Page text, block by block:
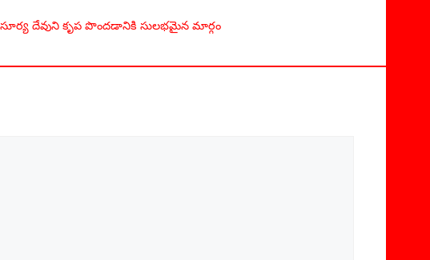
దేవుని కృప పొందడానికి సులభమైన మార్గం